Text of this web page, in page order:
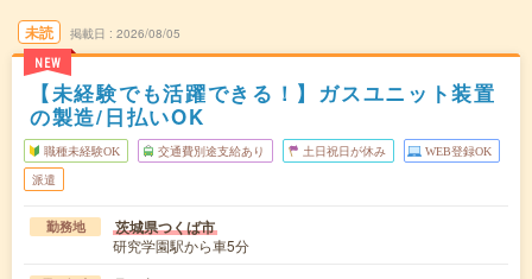
未読
NEW
掲載日 2026/08/05
【未経験でも活躍できる！】ガスユニット装置
の製造/日払いOK
職種未経験OK 交通費別途支給あり 土日祝日が休み WEB登録OK
派遣
勤務地 茨城県つくば市
研究学園駅から車5分